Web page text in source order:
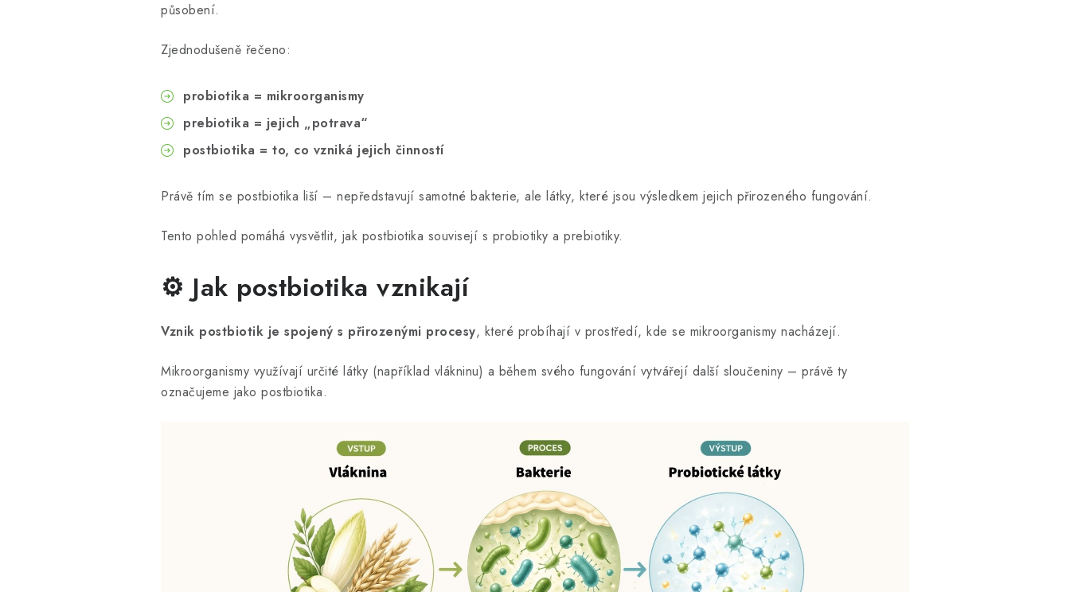
působení.
Zjednodušeně řečeno:
probiotika = mikroorganismy
prebiotika = jejich „potrava“
postbiotika = to, co vzniká jejich činností
Právě tím se postbiotika liší – nepředstavují samotné bakterie, ale látky, které jsou výsledkem jejich přirozeného fungování.
Tento pohled pomáhá vysvětlit, jak postbiotika souvisejí s probiotiky a prebiotiky.
⚙️ Jak postbiotika vznikají
Vznik postbiotik je spojený s přirozenými procesy, které probíhají v prostředí, kde se mikroorganismy nacházejí.
Mikroorganismy využívají určité látky (například vlákninu) a během svého fungování vytvářejí další sloučeniny – právě ty
označujeme jako postbiotika.